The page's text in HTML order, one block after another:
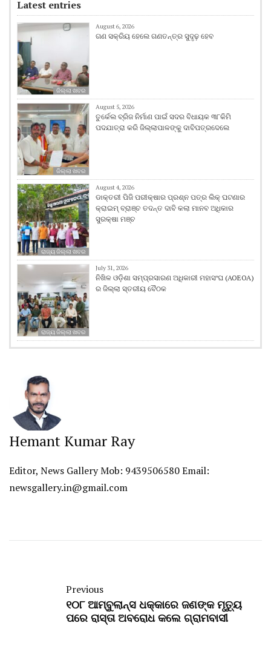
Latest entries
ଜିଲ୍ଲା ଖବର
August 6, 2026
ଗଣ ସକ୍ରିୟ ହେଲେ ଗଣତନ୍ତ୍ର ସୁଦୃଢ଼ ହେବ
ଜିଲ୍ଲା ଖବର
August 5, 2026
ତୁର୍କେଲ ବ୍ରିଜ ନିର୍ମାଣ ପାଇଁ ସଦର ବିଧାୟକ ୩୮କିମି
ପଦଯାତ୍ରା କରି ଜିଲ୍ଲାପାଳଙ୍କୁ ଦାବିପତ୍ରଦେଲେ
ରାଜ୍ୟ ଜିଲ୍ଲା ଖବର
August 4, 2026
ଡାକ୍ତରୀ ପିଜି ପରୀକ୍ଷାର ପ୍ରଶ୍ନ ପତ୍ର ଲିକ୍ ଘଟଣାର
କ୍ରାଇମ୍ ବ୍ରାଞ୍ଚ ତଦନ୍ତ ଦାବି କଲା ମାନବ ଅଧିକାର
ସୁରକ୍ଷା ମଞ୍ଚ
ରାଜ୍ୟ ଜିଲ୍ଲା ଖବର
July 31, 2026
ନିଖିଳ ଓଡ଼ିଶା ସମ୍ପ୍ରସାରଣ ଅଧିକାରୀ ମହାସଂଘ (AOEOA)
ର ଜିଲ୍ଲା ସ୍ତରୀୟ ବୈଠକ
Hemant Kumar Ray
Editor, News Gallery Mob: 9439506580 Email:
newsgallery.in@gmail.com
Previous
୧୦୮ ଆମ୍ବୁଲାନ୍ସ ଧକ୍କାରେ ଜଣଙ୍କ ମୃତ୍ୟୁ
ପରେ ରାସ୍ତା ଅବରୋଧ କଲେ ଗ୍ରାମବାସୀ